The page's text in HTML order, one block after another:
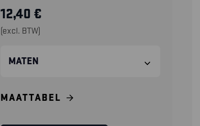
12,40 €
(excl. BTW)
MATEN
MAATTABEL